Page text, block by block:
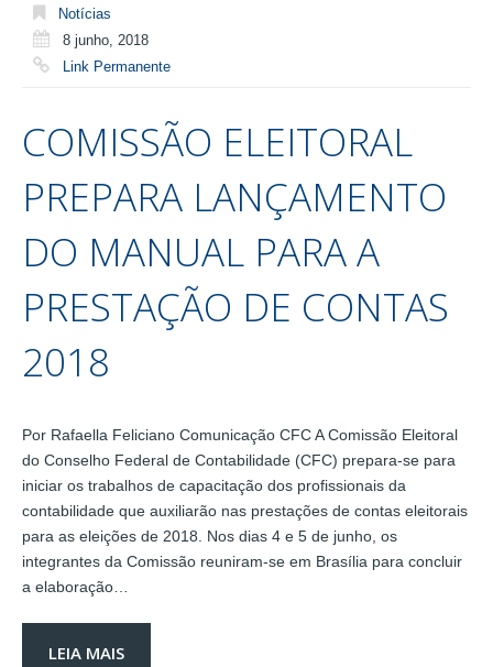
Notícias
8 junho, 2018
Link Permanente
COMISSÃO ELEITORAL
PREPARA LANÇAMENTO
DO MANUAL PARA A
PRESTAÇÃO DE CONTAS
2018
Por Rafaella Feliciano Comunicação CFC A Comissão Eleitoral
do Conselho Federal de Contabilidade (CFC) prepara-se para
iniciar os trabalhos de capacitação dos profissionais da
contabilidade que auxiliarão nas prestações de contas eleitorais
para as eleições de 2018. Nos dias 4 e 5 de junho, os
integrantes da Comissão reuniram-se em Brasília para concluir
a elaboração…
LEIA MAIS